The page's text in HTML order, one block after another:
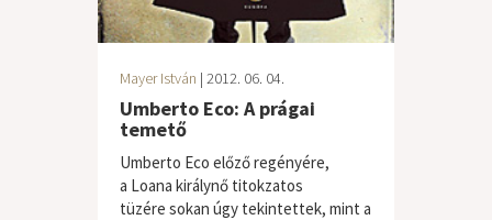
Mayer István | 2012. 06. 04.
Umberto Eco: A prágai
temető
Umberto Eco előző regényére,
a Loana királynő titokzatos
tüzére sokan úgy tekintettek, mint a